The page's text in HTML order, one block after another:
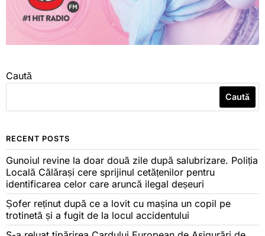
Caută
Caută
RECENT POSTS
Gunoiul revine la doar două zile după salubrizare. Poliția
Locală Călărași cere sprijinul cetățenilor pentru
identificarea celor care aruncă ilegal deșeuri
Șofer reținut după ce a lovit cu mașina un copil pe
trotinetă și a fugit de la locul accidentului